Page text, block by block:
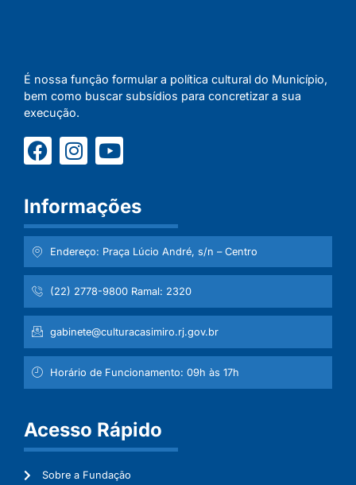
É nossa função formular a política cultural do Município,
bem como buscar subsídios para concretizar a sua
execução.
Informações
Endereço: Praça Lúcio André, s/n – Centro
(22) 2778-9800 Ramal: 2320
gabinete@culturacasimiro.rj.gov.br
Horário de Funcionamento: 09h às 17h
Acesso Rápido
Sobre a Fundação